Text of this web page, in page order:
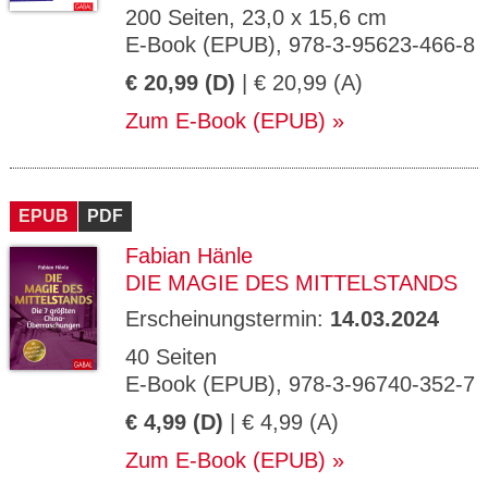
200 Seiten, 23,0 x 15,6 cm
E-Book (EPUB), 978-3-95623-466-8
€ 20,99 (D) | € 20,99 (A)
Zum E-Book (EPUB)
EPUB PDF
Fabian Hänle
DIE MAGIE DES MITTELSTANDS
Erscheinungstermin: 14.03.2024
40 Seiten
E-Book (EPUB), 978-3-96740-352-7
€ 4,99 (D) | € 4,99 (A)
Zum E-Book (EPUB)